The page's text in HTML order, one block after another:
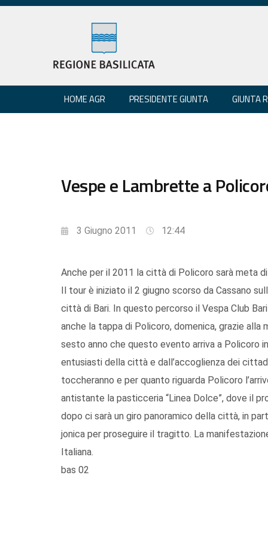
HOME AGR PRESIDENTE GIUNTA GIUNTA
Vespe e Lambrette a
3 Giugno 2011 12:44
Anche per il 2011 la città di Policoro sarà meta
Il tour è iniziato il 2 giugno scorso da Cassano
città di Bari. In questo percorso il Vespa Club
anche la tappa di Policoro, domenica, grazie alla
sesto anno che questo evento arriva a Policoro
entusiasti della città e dall’accoglienza dei
toccheranno e per quanto riguarda Policoro
antistante la pasticceria “Linea Dolce”, dove il
dopo ci sarà un giro panoramico della città, in
jonica per proseguire il tragitto. La
Italiana.
bas 02